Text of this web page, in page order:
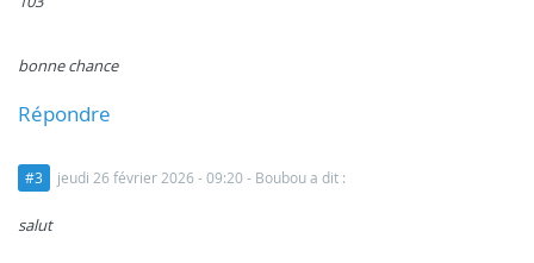
bonne chance
Répondre
#3 jeudi 26 février 2026 - 09:20 - Boubou a dit :
salut